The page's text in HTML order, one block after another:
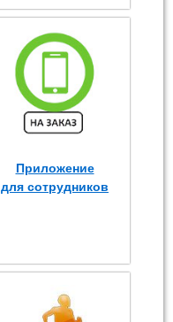
Приложение
для сотрудников